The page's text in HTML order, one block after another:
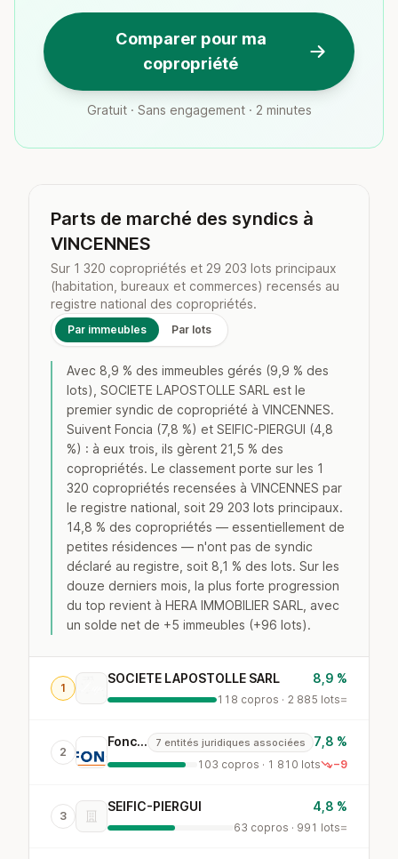
Comparer pour ma
copropriété
Gratuit · Sans engagement · 2 minutes
Parts de marché des syndics à
VINCENNES
Sur 1 320 copropriétés et 29 203 lots principaux
(habitation, bureaux et commerces) recensés au
registre national des copropriétés.
Par immeubles Par lots
Avec 8,9 % des immeubles gérés (9,9 % des
lots), SOCIETE LAPOSTOLLE SARL est le
premier syndic de copropriété à VINCENNES.
Suivent Foncia (7,8 %) et SEIFIC-PIERGUI (4,8
%) : à eux trois, ils gèrent 21,5 % des
copropriétés. Le classement porte sur les 1
320 copropriétés recensées à VINCENNES par
le registre national, soit 29 203 lots principaux.
14,8 % des copropriétés — essentiellement de
petites résidences — n'ont pas de syndic
déclaré au registre, soit 8,1 % des lots. Sur les
douze derniers mois, la plus forte progression
du top revient à HERA IMMOBILIER SARL, avec
un solde net de +5 immeubles (+96 lots).
1
SOCIETE LAPOSTOLLE SARL 8,9 %
118 copros · 2 885 lots=
2
Foncia 7 entités juridiques associées 7,8 %
103 copros · 1 810 lots −9
3
SEIFIC-PIERGUI 4,8 %
63 copros · 991 lots=